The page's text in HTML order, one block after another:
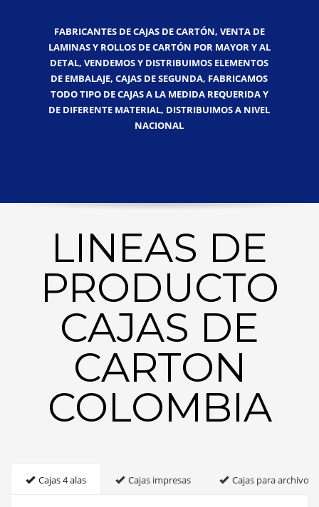
FABRICANTES DE CAJAS DE CARTÓN, VENTA DE
LAMINAS Y ROLLOS DE CARTÓN POR MAYOR Y AL
DETAL, VENDEMOS Y DISTRIBUIMOS ELEMENTOS
DE EMBALAJE, CAJAS DE SEGUNDA, FABRICAMOS
TODO TIPO DE CAJAS A LA MEDIDA REQUERIDA Y
DE DIFERENTE MATERIAL, DISTRIBUIMOS A NIVEL
NACIONAL
LINEAS DE
PRODUCTO
CAJAS DE
CARTON
COLOMBIA
Cajas 4 alas Cajas impresas Cajas para archivo